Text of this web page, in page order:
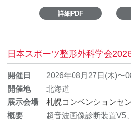
詳細PDF
日本スポーツ整形外科学会
開催日
2026年08月27日(木)〜
開催地
北海道
展示会場
札幌コンベンションセ
概要
超音波画像診断装置V5